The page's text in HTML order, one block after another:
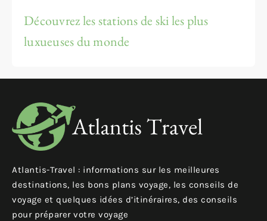
Découvrez les stations de ski les plus
luxueuses du monde
Atlantis-Travel : informations sur les meilleures
destinations, les bons plans voyage, les conseils de
voyage et quelques idées d’itinéraires, des conseils
pour préparer votre voyage